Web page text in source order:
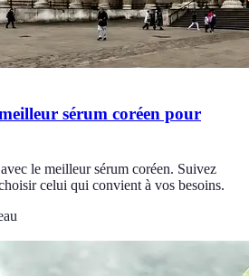
sérum coréen pour
le meilleur sérum coréen. Suivez
celui qui convient à vos besoins.